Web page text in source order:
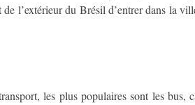
l’extérieur du Brésil d’entrer dans la
les plus populaires sont les bus,